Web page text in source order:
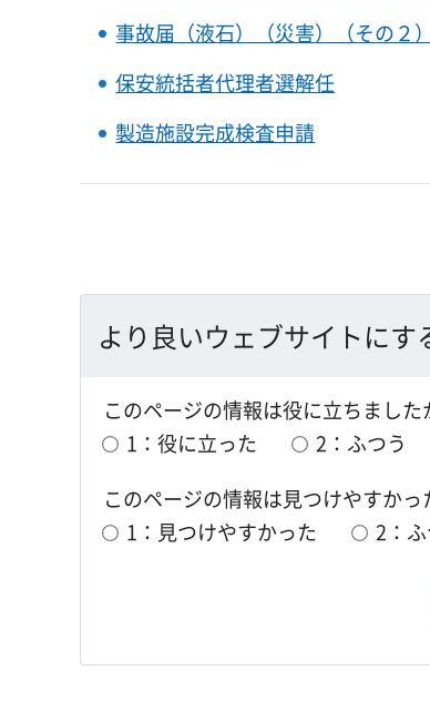
事故届（液石）（災害）（その２）
保安統括者代理者選解任
製造施設完成検査申請
より良いウェブサイトに
このページの情報は役に立ちました
1：役に立った
2：ふつう
このページの情報は見つけやすかっ
1：見つけやすかった
2：